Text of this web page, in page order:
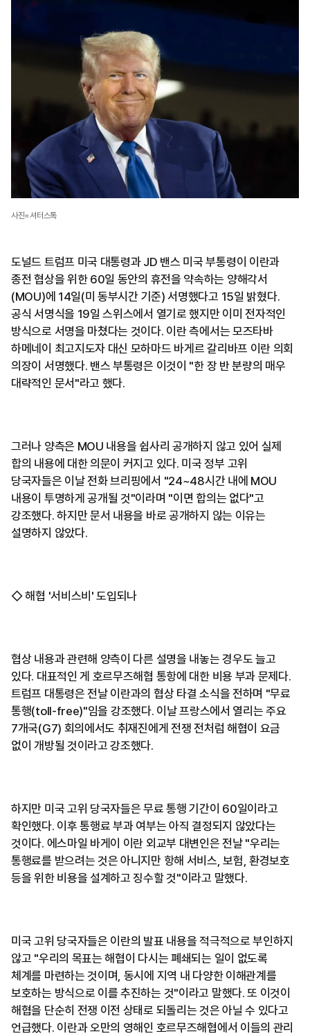
사진=셔터스톡
도널드 트럼프 미국 대통령과 JD 밴스 미국 부통령이 이란과
종전 협상을 위한 60일 동안의 휴전을 약속하는 양해각서
(MOU)에 14일(미 동부시간 기준) 서명했다고 15일 밝혔다.
공식 서명식을 19일 스위스에서 열기로 했지만 이미 전자적인
방식으로 서명을 마쳤다는 것이다. 이란 측에서는 모즈타바
하메네이 최고지도자 대신 모하마드 바게르 갈리바프 이란 의회
의장이 서명했다. 밴스 부통령은 이것이 "한 장 반 분량의 매우
대략적인 문서"라고 했다.
그러나 양측은 MOU 내용을 쉽사리 공개하지 않고 있어 실제
합의 내용에 대한 의문이 커지고 있다. 미국 정부 고위
당국자들은 이날 전화 브리핑에서 "24~48시간 내에 MOU
내용이 투명하게 공개될 것"이라며 "이면 합의는 없다"고
강조했다. 하지만 문서 내용을 바로 공개하지 않는 이유는
설명하지 않았다.
◇ 해협 '서비스비' 도입되나
협상 내용과 관련해 양측이 다른 설명을 내놓는 경우도 늘고
있다. 대표적인 게 호르무즈해협 통항에 대한 비용 부과 문제다.
트럼프 대통령은 전날 이란과의 협상 타결 소식을 전하며 "무료
통행(toll-free)"임을 강조했다. 이날 프랑스에서 열리는 주요
7개국(G7) 회의에서도 취재진에게 전쟁 전처럼 해협이 요금
없이 개방될 것이라고 강조했다.
하지만 미국 고위 당국자들은 무료 통행 기간이 60일이라고
확인했다. 이후 통행료 부과 여부는 아직 결정되지 않았다는
것이다. 에스마일 바게이 이란 외교부 대변인은 전날 "우리는
통행료를 받으려는 것은 아니지만 항해 서비스, 보험, 환경보호
등을 위한 비용을 설계하고 징수할 것"이라고 말했다.
미국 고위 당국자들은 이란의 발표 내용을 적극적으로 부인하지
않고 "우리의 목표는 해협이 다시는 폐쇄되는 일이 없도록
체계를 마련하는 것이며, 동시에 지역 내 다양한 이해관계를
보호하는 방식으로 이를 추진하는 것"이라고 말했다. 또 이것이
해협을 단순히 전쟁 이전 상태로 되돌리는 것은 아닐 수 있다고
언급했다. 이란과 오만의 영해인 호르무즈해협에서 이들의 관리